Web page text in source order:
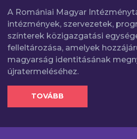
A Romániai Magyar
intézmények, szervezetek,
színterek közigazgatási
felleltározása, amelyek
magyarság identitásának
újratermeléséhez.
TOVÁBB